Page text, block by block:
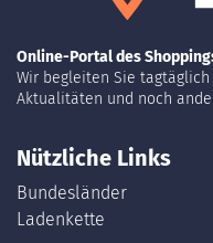
Online-Portal des
Wir begleiten Sie
Aktualitäten und noch
Nützliche Links
Bundesländer
Ladenkette